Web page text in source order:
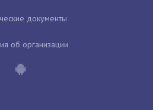
документы
об организации